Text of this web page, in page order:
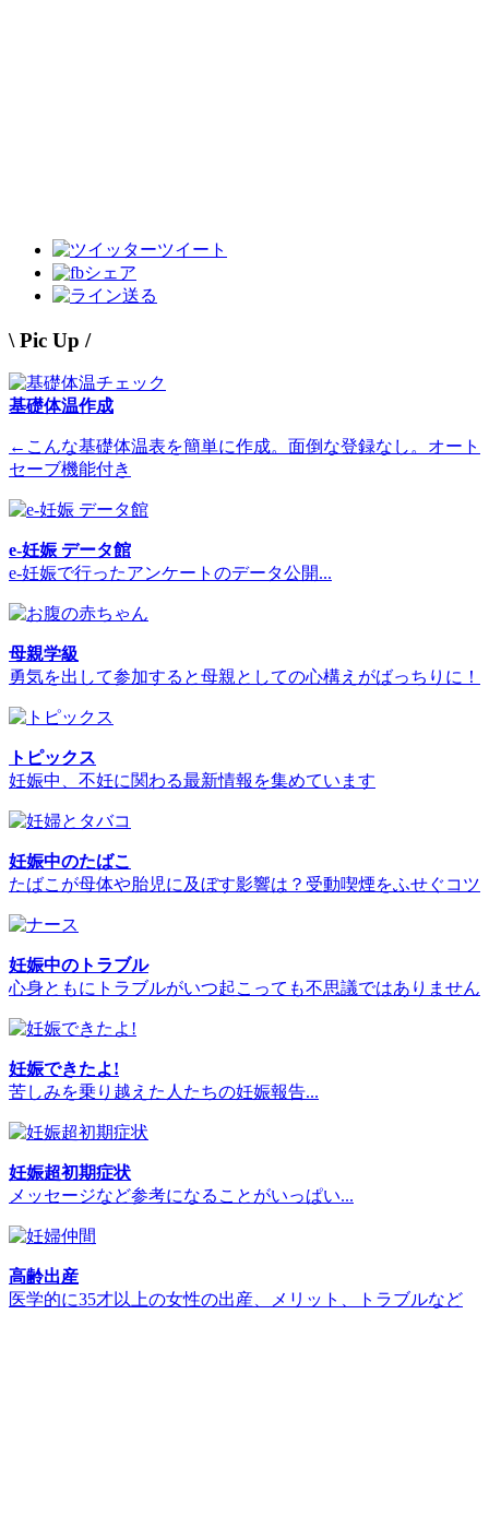
ツイート
シェア
送る
\ Pic Up /
基礎体温作成
←こんな基礎体温表を簡単に作成。面倒な登録なし。オート
セーブ機能付き
e-妊娠 データ館
e-妊娠で行ったアンケートのデータ公開...
母親学級
勇気を出して参加すると母親としての心構えがばっちりに！
トピックス
妊娠中、不妊に関わる最新情報を集めています
妊娠中のたばこ
たばこが母体や胎児に及ぼす影響は？受動喫煙をふせぐコツ
妊娠中のトラブル
心身ともにトラブルがいつ起こっても不思議ではありません
妊娠できたよ!
苦しみを乗り越えた人たちの妊娠報告...
妊娠超初期症状
メッセージなど参考になることがいっぱい...
高齢出産
医学的に35才以上の女性の出産、メリット、トラブルなど